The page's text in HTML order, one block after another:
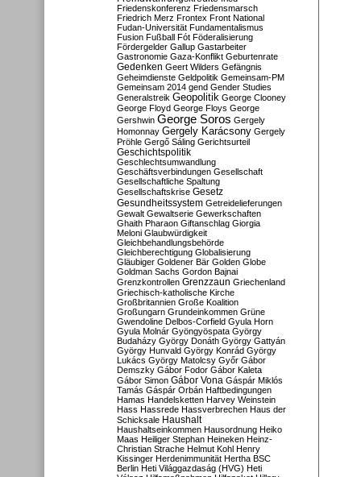
Friedenskonferenz Friedensmarsch
Friedrich Merz Frontex Front National
Fudan-Universität Fundamentalismus
Fusion Fußball Fót Föderalisierung
Fördergelder Gallup Gastarbeiter
Gastronomie Gaza-Konflikt Geburtenrate
Gedenken Geert Wilders Gefängnis
Geheimdienste Geldpolitik Gemeinsam-PM
Gemeinsam 2014 gend Gender Studies
Generalstreik Geopolitik George Clooney
George Floyd George Floys George
Gershwin George Soros Gergely
Homonnay Gergely Karácsony Gergely
Pröhle Gergő Sáling Gerichtsurteil
Geschichtspolitik
Geschlechtsumwandlung
Geschäftsverbindungen Gesellschaft
Gesellschaftliche Spaltung
Gesellschaftskrise Gesetz
Gesundheitssystem Getreidelieferungen
Gewalt Gewaltserie Gewerkschaften
Ghaith Pharaon Giftanschlag Giorgia
Meloni Glaubwürdigkeit
Gleichbehandlungsbehörde
Gleichberechtigung Globalisierung
Gläubiger Goldener Bär Golden Globe
Goldman Sachs Gordon Bajnai
Grenzkontrollen Grenzzaun Griechenland
Griechisch-katholische Kirche
Großbritannien Große Koalition
Großungarn Grundeinkommen Grüne
Gwendoline Delbos-Corfield Gyula Horn
Gyula Molnár Gyöngyöspata György
Budaházy György Donáth György Gattyán
György Hunvald György Konrád György
Lukács György Matolcsy Győr Gábor
Demszky Gábor Fodor Gábor Kaleta
Gábor Simon Gábor Vona Gáspár Miklós
Tamás Gáspár Orbán Haftbedingungen
Hamas Handelsketten Harvey Weinstein
Hass Hassrede Hassverbrechen Haus der
Schicksale Haushalt
Haushaltseinkommen Hausordnung Heiko
Maas Heiliger Stephan Heineken Heinz-
Christian Strache Helmut Kohl Henry
Kissinger Herdenimmunität Hertha BSC
Berlin Heti Világgazdaság (HVG) Heti